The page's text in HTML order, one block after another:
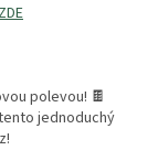
polevou! 🍫
jednoduchý